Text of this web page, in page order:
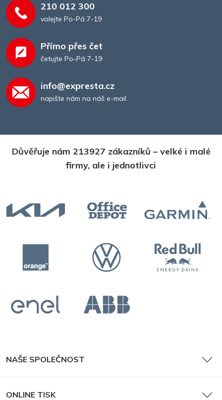
210 012 300
volejte Po-Pá 7-19
Přímo přes čet
četujte Po-Pá 7-19
info@expresta.cz
napište nám na náš e-mail
Důvěřuje nám 213927 zákazníků – velké i malé
firmy, ale i jednotlivci
NAŠE SPOLEČNOST
ONLINE TISK